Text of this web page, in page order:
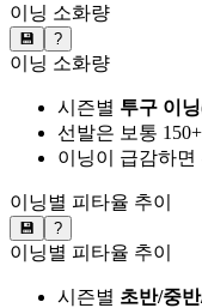
이닝 소화량
💾 ?
이닝 소화량
시즌별 투구 이
선발은 보통
이닝이 급감하면
이닝별 피타율 추이
💾 ?
이닝별 피타율 추이
시즌별 초반/중